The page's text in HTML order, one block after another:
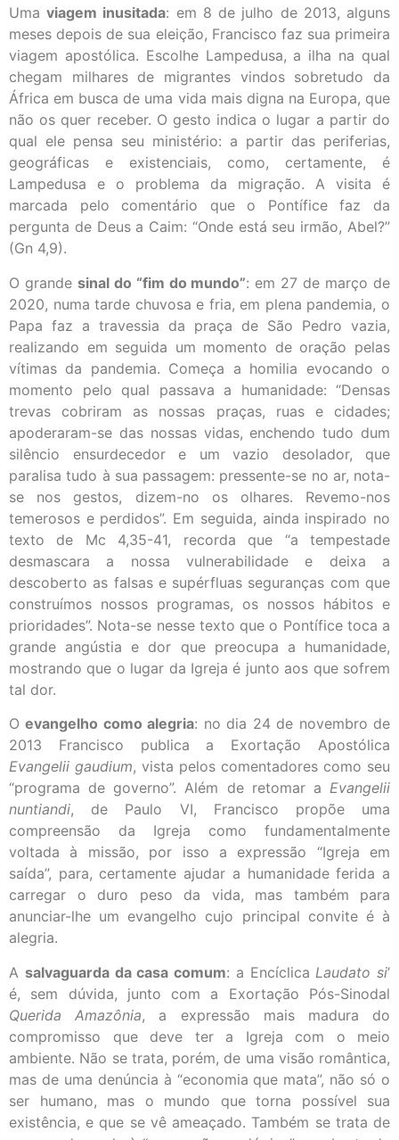
Umaviagem inusitada: em 8 de julho de 2013, alguns
meses depois de sua eleição, Francisco faz sua primeira
viagem apostólica. Escolhe Lampedusa, a ilha na qual
chegam milhares de migrantes vindos sobretudo da
África em busca de uma vida mais digna na Europa, que
não os quer receber. O gesto indica o lugar a partir do
qual ele pensa seu ministério: a partir das periferias,
geográficas e existenciais, como, certamente, é
Lampedusa e o problema da migração. A visita é
marcada pelo comentário que o Pontífice faz da
pergunta de Deus a Caim: “Onde está seu irmão, Abel?”
(Gn 4,9).
O grande sinal do “fim do mundo”: em 27 de março de
2020, numa tarde chuvosa e fria, em plena pandemia, o
Papa faz a travessia da praça de São Pedro vazia,
realizando em seguida um momento de oração pelas
vítimas da pandemia. Começa a homilia evocando o
momento pelo qual passava a humanidade: “Densas
trevas cobriram as nossas praças, ruas e cidades;
apoderaram-se das nossas vidas, enchendo tudo dum
silêncio ensurdecedor e um vazio desolador, que
paralisa tudo à sua passagem: pressente-se no ar, nota-
se nos gestos, dizem-no os olhares. Revemo-nos
temerosos e perdidos”. Em seguida, ainda inspirado no
texto de Mc 4,35-41, recorda que “a tempestade
desmascara a nossa vulnerabilidade e deixa a
descoberto as falsas e supérfluas seguranças com que
construímos nossos programas, os nossos hábitos e
prioridades”. Nota-se nesse texto que o Pontífice toca a
grande angústia e dor que preocupa a humanidade,
mostrando que o lugar da Igreja é junto aos que sofrem
tal dor.
Oevangelho como alegria: no dia 24 de novembro de
2013 Francisco publica a Exortação Apostólica
Evangelii gaudium, vista pelos comentadores como seu
“programa de governo”. Além de retomar a Evangelii
nuntiandi, de Paulo VI, Francisco propõe uma
compreensão da Igreja como fundamentalmente
voltada à missão, por isso a expressão “Igreja em
saída”, para, certamente ajudar a humanidade ferida a
carregar o duro peso da vida, mas também para
anunciar-lhe um evangelho cujo principal convite é à
alegria.
A salvaguarda da casa comum: a Encíclica Laudato si’
é, sem dúvida, junto com a Exortação Pós-Sinodal
Querida Amazônia, a expressão mais madura do
compromisso que deve ter a Igreja com o meio
ambiente. Não se trata, porém, de uma visão romântica,
mas de uma denúncia à “economia que mata”, não só o
ser humano, mas o mundo que torna possível sua
existência, e que se vê ameaçado. Também se trata de